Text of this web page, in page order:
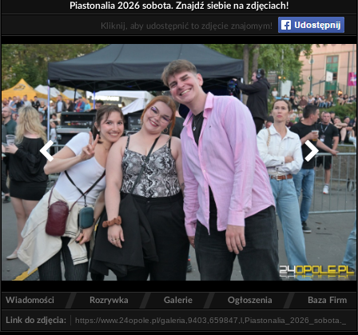
Piastonalia 2026 sobota. Znajdź siebie na zdjęciach!
Kliknij, aby udostępnić to zdjęcie znajomym!
Wiadomości / Rozrywka / Galerie / Ogłoszenia / Baza Firm
Link do zdjęcia: